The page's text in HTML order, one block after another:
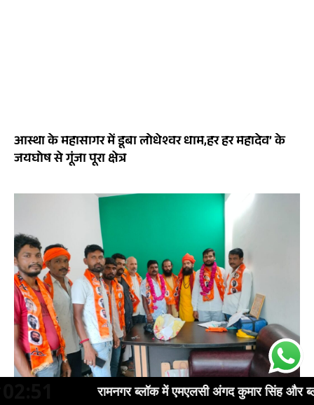
आस्था के महासागर में डूबा लोधेश्वर धाम,हर हर महादेव’ के
जयघोष से गूंजा पूरा क्षेत्र
अंगद कुमार सिंह और ब्लॉक प्रमुख संजय कुमार तिवारी बोले:किसान